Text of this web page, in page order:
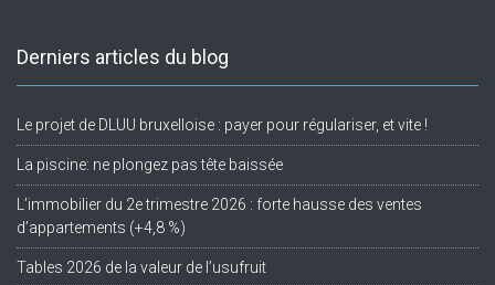
Derniers articles du blog
Le projet de DLUU bruxelloise : payer pour régulariser, et vite !
La piscine: ne plongez pas tête baissée
L’immobilier du 2e trimestre 2026 : forte hausse des ventes
d’appartements (+4,8 %)
Tables 2026 de la valeur de l’usufruit